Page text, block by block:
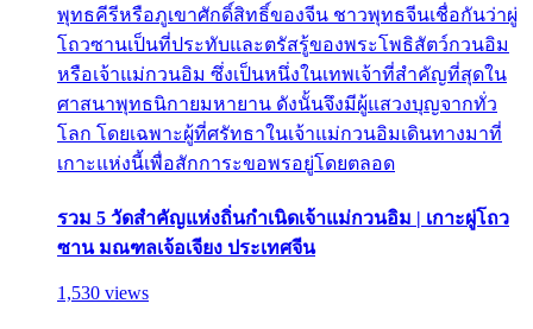
พุทธคีรีหรือภูเขาศักดิ์สิทธิ์ของจีน ชาวพุทธจีนเชื่อกันว่าผู่
โถวซานเป็นที่ประทับและตรัสรู้ของพระโพธิสัตว์กวนอิม
หรือเจ้าแม่กวนอิม ซึ่งเป็นหนึ่งในเทพเจ้าที่สำคัญที่สุดใน
ศาสนาพุทธนิกายมหายาน ดังนั้นจึงมีผู้แสวงบุญจากทั่ว
โลก โดยเฉพาะผู้ที่ศรัทธาในเจ้าแม่กวนอิมเดินทางมาที่
เกาะแห่งนี้เพื่อสักการะขอพรอยู่โดยตลอด
รวม 5 วัดสำคัญแห่งถิ่นกำเนิดเจ้าแม่กวนอิม | เกาะผู่โถว
ซาน มณฑลเจ้อเจียง ประเทศจีน
1,530 views